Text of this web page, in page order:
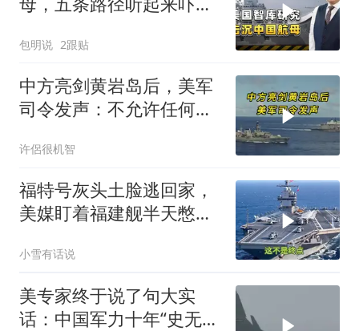
包明说 2跟贴
中方亮剑黄岩岛后，美军
司令发声：不允许任何国
许侶很机智
福特号灰头土脸逃回家，
美媒盯着福建舰半天憋出
小雪有话说
美专家终于说了句大实
话：中国军力十年“史无前